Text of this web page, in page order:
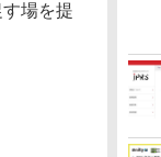
場を提